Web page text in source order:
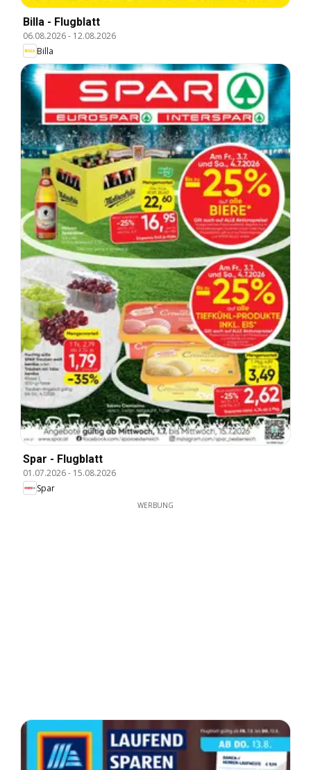
Billa - Flugblatt
06.08.2026- 12.08.2026
Billa
Spar - Flugblatt
01.07.2026- 15.08.2026
Spar
WERBUNG